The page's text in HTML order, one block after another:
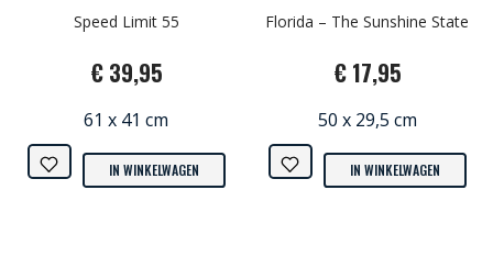
Speed Limit 55
€ 39,95
61 x 41 cm
IN WINKELWAGEN
Florida – The Sunshine State
€ 17,95
50 x 29,5 cm
IN WINKELWAGEN